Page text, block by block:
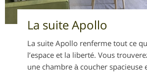
La suite Apollo
La suite Apollo renferme tout ce
l’espace et la liberté. Vous
une chambre à coucher spacieuse